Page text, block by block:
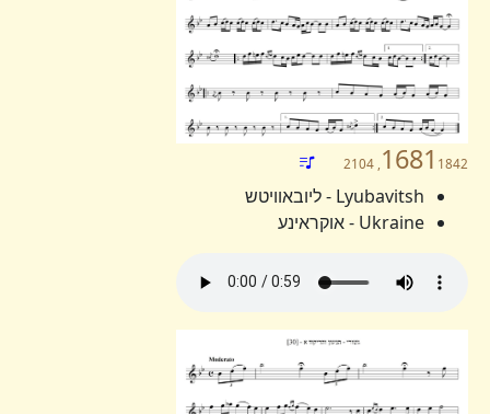
16811842, 2104
Lyubavitsh - ליובאוויטש
Ukraine - אוקראינע